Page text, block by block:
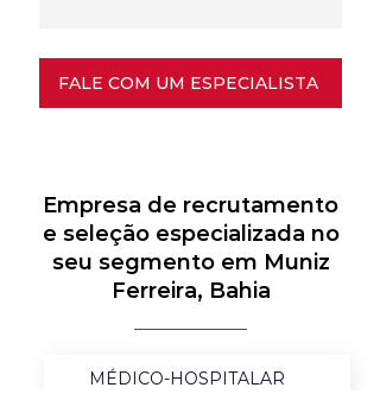
FALE COM UM ESPECIALISTA
Empresa de recrutamento
e seleção especializada no
seu segmento em Muniz
Ferreira, Bahia
MÉDICO-HOSPITALAR